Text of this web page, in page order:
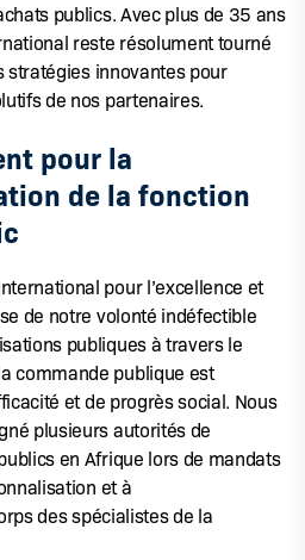
publics. Avec plus de 35 ans
reste résolument tourné
stratégies innovantes pour
de nos partenaires.
pour la
de la fonction
pour l’excellence et
de notre volonté indéfectible
publiques à travers le
commande publique est
et de progrès social. Nous
plusieurs autorités de
en Afrique lors de mandats
et à
des spécialistes de la